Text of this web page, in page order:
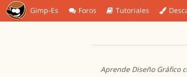
Gimp-Es Foros Tutoriales
Aprende Diseño Gráfico